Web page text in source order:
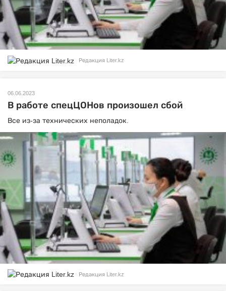
Редакция Liter.kz
06.06.2023
В работе спецЦОНов произошел сбой
Все из-за технических неполадок.
Редакция Liter.kz